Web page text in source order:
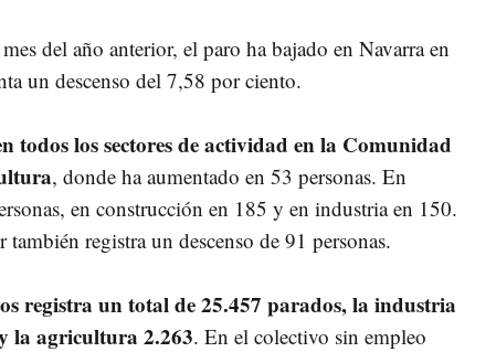
del año anterior, el paro ha bajado en Navarra en
un descenso del 7,58 por ciento.
todos los sectores de actividad en la Comunidad
, donde ha aumentado en 53 personas. En
en construcción en 185 y en industria en 150.
registra un descenso de 91 personas.
registra un total de 25.457 parados, la industria
la agricultura 2.263. En el colectivo sin empleo